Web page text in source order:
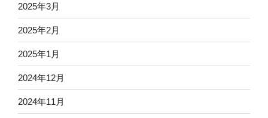
2025年3月
2025年2月
2025年1月
2024年12月
2024年11月